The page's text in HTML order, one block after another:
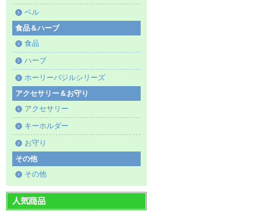
ベル
食品＆ハーブ
食品
ハーブ
ホーリーバジルシリーズ
アクセサリー＆お守り
アクセサリー
キーホルダー
お守り
その他
その他